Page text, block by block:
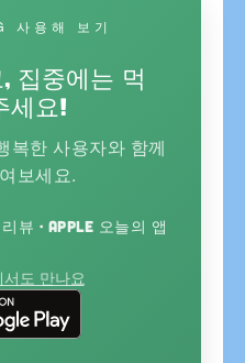
사용해 보기
집중에는 먹
세요!
복한 사용자와 함께
보세요.
뷰 · Apple 오늘의 앱
도 만나요